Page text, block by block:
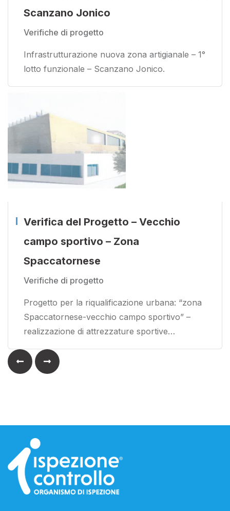
Scanzano Jonico
Verifiche di progetto
Infrastrutturazione nuova zona artigianale – 1°
lotto funzionale – Scanzano Jonico.
Verifica del Progetto – Vecchio
campo sportivo – Zona
Spaccatornese
Verifiche di progetto
Progetto per la riqualificazione urbana: “zona
Spaccatornese-vecchio campo sportivo” –
realizzazione di attrezzature sportive…